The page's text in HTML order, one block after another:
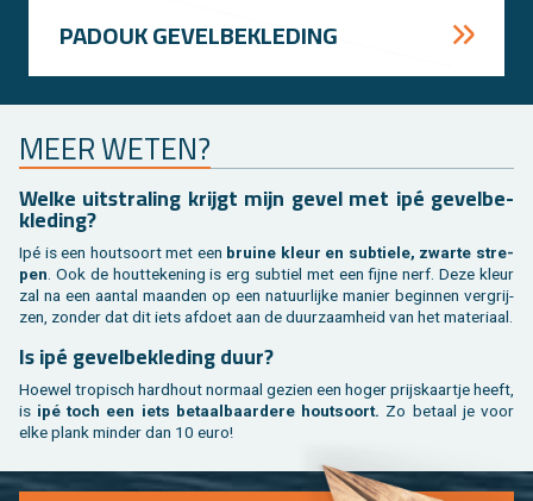
PA­DOUK GE­VEL­BE­KLE­DING
MEER WETEN?
Welke uit­stra­ling krijgt mijn gevel met ipé ge­vel­be­
kle­ding?
Ipé is een hout­soort met een brui­ne kleur en sub­tie­le, zwar­te stre­
pen. Ook de hout­te­ke­ning is erg sub­tiel met een fijne nerf. Deze kleur
zal na een aan­tal maan­den op een na­tuur­lij­ke ma­nier be­gin­nen ver­grij­
zen, zon­der dat dit iets af­doet aan de duur­zaam­heid van het ma­te­ri­aal.
Is ipé ge­vel­be­kle­ding duur?
Hoe­wel tro­pisch hard­hout nor­maal ge­zien een hoger prijs­kaart­je heeft,
is ipé toch een iets be­taal­baar­de­re hout­soort. Zo be­taal je voor
elke plank min­der dan 10 euro!